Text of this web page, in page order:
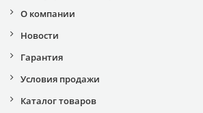
О компании
Новости
Гарантия
Условия продажи
Каталог товаров